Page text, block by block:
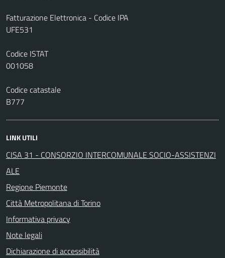
Fatturazione Elettronica - Codice IPA
UFE531
Codice ISTAT
001058
Codice catastale
B777
LINK UTILI
CISA 31 - CONSORZIO INTERCOMUNALE SOCIO-ASSISTENZI
ALE
Regione Piemonte
Città Metropolitana di Torino
Informativa privacy
Note legali
Dichiarazione di accessibilità